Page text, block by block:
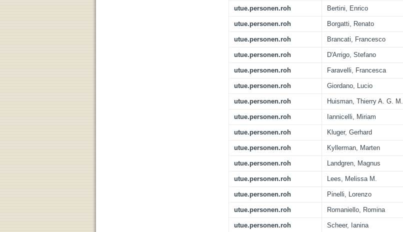
utue.personen.roh Bertini, Enrico
utue.personen.roh Borgatti, Renato
utue.personen.roh Brancati, Francesco
utue.personen.roh D'Arrigo, Stefano
utue.personen.roh Faravelli, Francesca
utue.personen.roh Giordano, Lucio
utue.personen.roh Huisman, Thierry A. G. M.
utue.personen.roh Iannicelli, Miriam
utue.personen.roh Kluger, Gerhard
utue.personen.roh Kyllerman, Marten
utue.personen.roh Landgren, Magnus
utue.personen.roh Lees, Melissa M.
utue.personen.roh Pinelli, Lorenzo
utue.personen.roh Romaniello, Romina
utue.personen.roh Scheer, Ianina